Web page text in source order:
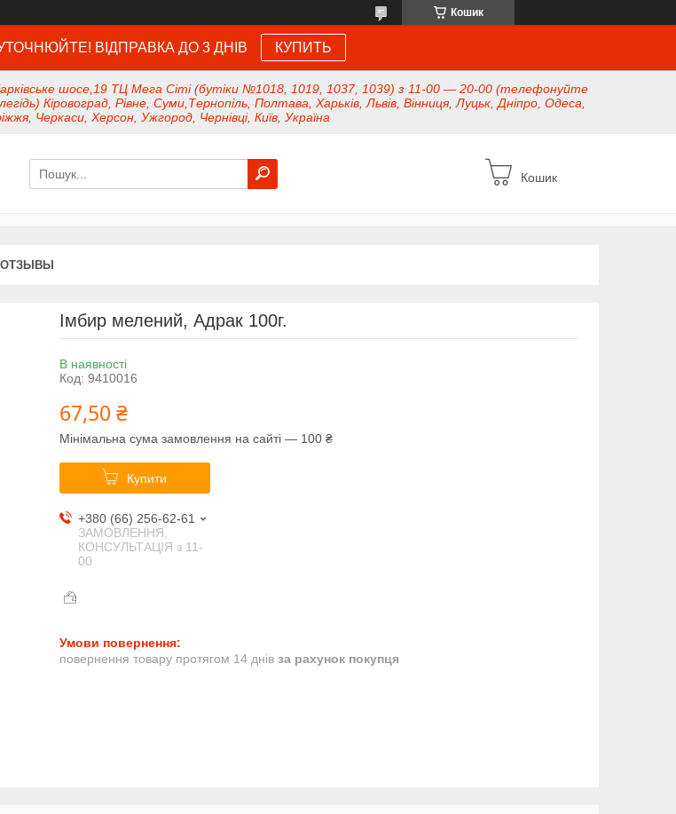
Кошик
ВІДПРАВКА ДО 3 ДНІВ КУПИТЬ
шосе,19 ТЦ Мега Сіті (бутіки №1018, 1019, 1037, 1039) з 11-00 — 20-00 (телефонуйте
Кіровоград, Рівне, Суми,Тернопіль, Полтава, Харьків, Львів, Вінниця, Луцьк, Дніпро, Одеса,
Черкаси, Херсон, Ужгород, Чернівці, Київ, Україна
Кошик
ОТЗЫВЫ
Імбир мелений, Адрак 100г.
В наявності
Код: 9410016
67,50 ₴
Мінімальна сума замовлення на сайті — 100 ₴
Купити
+380 (66) 256-62-61
ЗАМОВЛЕННЯ,
КОНСУЛЬТАЦІЯ з 11-
00
повернення товару протягом 14 днів за рахунок покупця